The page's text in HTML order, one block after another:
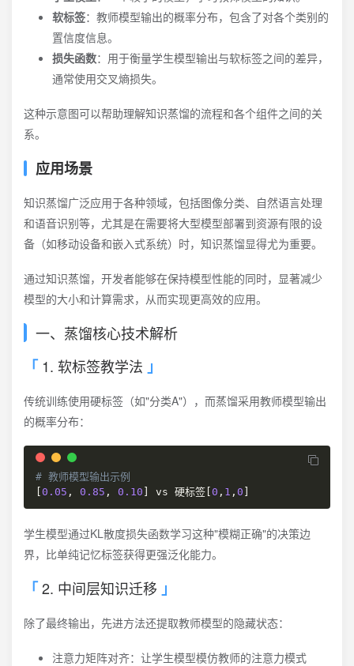
软标签：教师模型输出的概率分布，包含了对各个类别的
置信度信息。
损失函数：用于衡量学生模型输出与软标签之间的差异，
通常使用交叉熵损失。
这种示意图可以帮助理解知识蒸馏的流程和各个组件之间的关
系。
应用场景
知识蒸馏广泛应用于各种领域，包括图像分类、自然语言处理
和语音识别等，尤其是在需要将大型模型部署到资源有限的设
备（如移动设备和嵌入式系统）时，知识蒸馏显得尤为重要。
通过知识蒸馏，开发者能够在保持模型性能的同时，显著减少
模型的大小和计算需求，从而实现更高效的应用。
一、蒸馏核心技术解析
1. 软标签教学法
传统训练使用硬标签（如"分类A"），而蒸馏采用教师模型输出
的概率分布：
# 教师模型输出示例
0.05 , 0.85 , 0.10 vs 硬标签 0 , 1 , 0
学生模型通过KL散度损失函数学习这种"模糊正确"的决策边
界，比单纯记忆标签获得更强泛化能力。
2. 中间层知识迁移
除了最终输出，先进方法还提取教师模型的隐藏状态：
注意力矩阵对齐：让学生模型模仿教师的注意力模式